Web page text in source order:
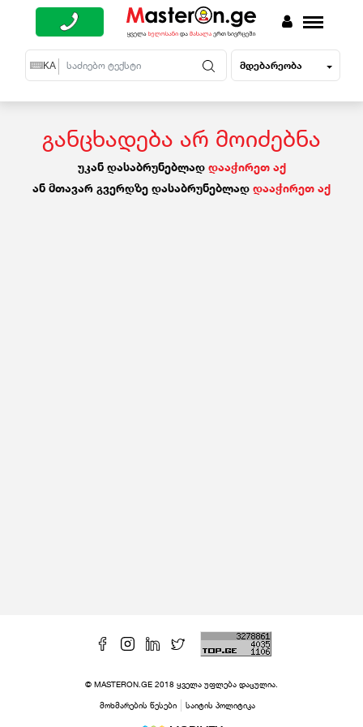
EN KA RU მდებარეობა
განცხადება არ მოიძებნა
უკან დასაბრუნებლად დააჭირეთ აქ
ან მთავარ გვერდზე დასაბრუნებლად დააჭირეთ აქ
© MASTERON.GE 2018 ყველა უფლება დაცულია.
მოხმარების წესები საიტის პოლიტიკა